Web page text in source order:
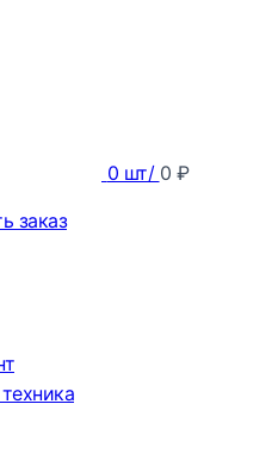
0 шт/ 0 ₽
заказ